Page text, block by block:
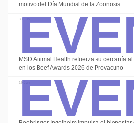
motivo del Día Mundial de la Zoonosis
30 Jun
MSD Animal Health refuerza su cercanía
en los Beef Awards 2026 de Provacuno
19 Jun